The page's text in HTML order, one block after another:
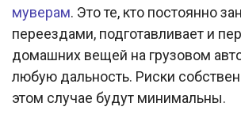
муверам. Это те, кто постоянно
переездами, подготавливает и
домашних вещей на грузовом
любую дальность. Риски
этом случае будут минимальны.